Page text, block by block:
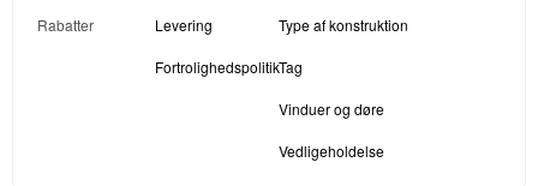
Rabatter Levering
Fortrolighedspolitik
Type af konstruktion
Tag
Vinduer og døre
Vedligeholdelse